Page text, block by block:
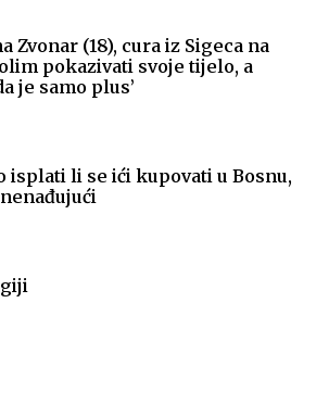
Zvonar (18), cura iz Sigeca na
pokazivati svoje tijelo, a
je samo plus’
isplati li se ići kupovati u Bosnu,